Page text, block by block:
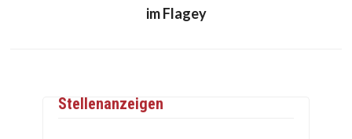
im Flagey
Stellenanzeigen